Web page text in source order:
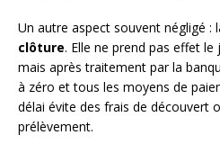
Un autre aspect souvent négligé :
clôture. Elle ne prend pas effet le
mais après traitement par la
à zéro et tous les moyens de
délai évite des frais de découvert
prélèvement.